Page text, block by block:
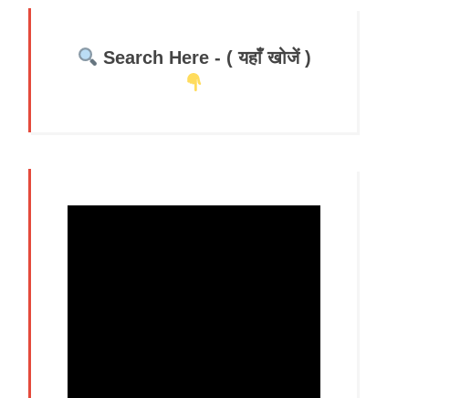
Search Here - ( यहाँ खोजें )